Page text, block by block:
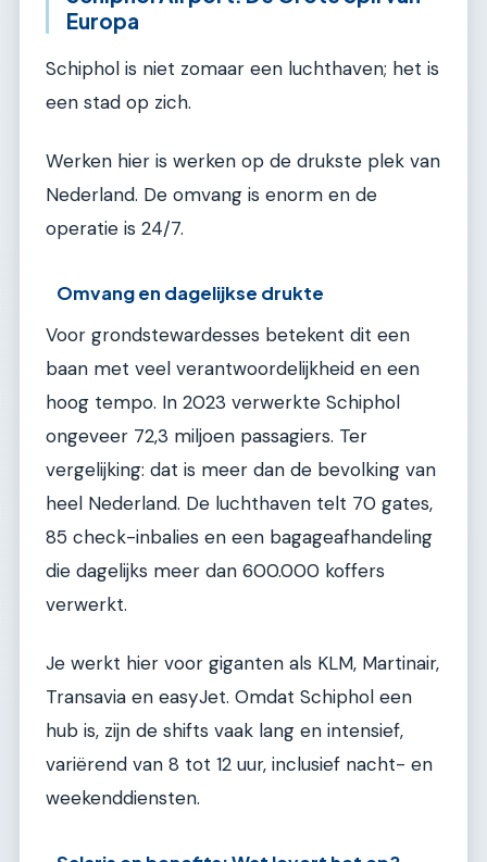
Europa
Schiphol is niet zomaar een luchthaven; het is
een stad op zich.
Werken hier is werken op de drukste plek van
Nederland. De omvang is enorm en de
operatie is 24/7.
Omvang en dagelijkse drukte
Voor grondstewardesses betekent dit een
baan met veel verantwoordelijkheid en een
hoog tempo. In 2023 verwerkte Schiphol
ongeveer 72,3 miljoen passagiers. Ter
vergelijking: dat is meer dan de bevolking van
heel Nederland. De luchthaven telt 70 gates,
85 check-inbalies en een bagageafhandeling
die dagelijks meer dan 600.000 koffers
verwerkt.
Je werkt hier voor giganten als KLM, Martinair,
Transavia en easyJet. Omdat Schiphol een
hub is, zijn de shifts vaak lang en intensief,
variërend van 8 tot 12 uur, inclusief nacht- en
weekenddiensten.